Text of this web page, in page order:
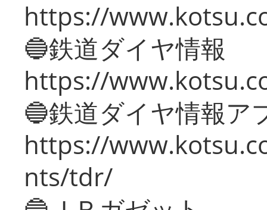
https://
🔵鉄道ダイヤ情報
https://
🔵鉄道ダイヤ情報ア
https://
nts/tdr/